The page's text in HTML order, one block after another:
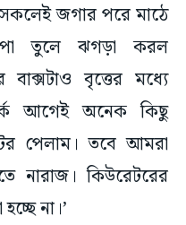
জগার পরে মাঠে
পা তুলে ঝগড়া করল
বৃত্তের মধ্যে
আগেই অনেক কিছু
পেলাম। তবে আমরা
নারাজ। কিউরেটরের
না।’